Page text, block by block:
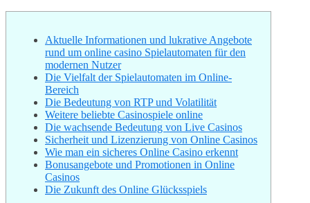
Aktuelle Informationen und lukrative Angebote
rund um online casino Spielautomaten für den
modernen Nutzer
Die Vielfalt der Spielautomaten im Online-
Bereich
Die Bedeutung von RTP und Volatilität
Weitere beliebte Casinospiele online
Die wachsende Bedeutung von Live Casinos
Sicherheit und Lizenzierung von Online Casinos
Wie man ein sicheres Online Casino erkennt
Bonusangebote und Promotionen in Online
Casinos
Die Zukunft des Online Glücksspiels